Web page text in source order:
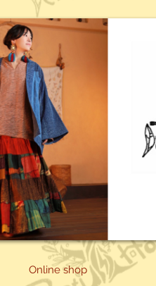
Online shop